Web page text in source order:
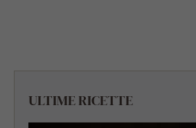
ULTIME RICETTE